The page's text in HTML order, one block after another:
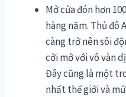
Mở cửa đón hơn
hàng năm. Thủ đô
càng trở nên sôi
cởi mở với vô vàn
Đây cũng là một
nhất thế giới và